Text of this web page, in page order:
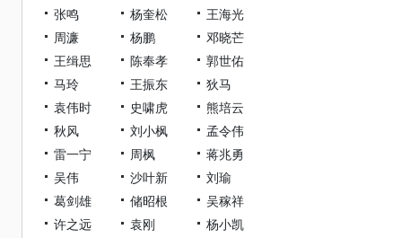
张鸣
杨奎松
王海光
周濂
杨鹏
邓晓芒
王缉思
陈奉孝
郭世佑
马玲
王振东
狄马
袁伟时
史啸虎
熊培云
秋风
刘小枫
孟令伟
雷一宁
周枫
蒋兆勇
吴伟
沙叶新
刘瑜
葛剑雄
储昭根
吴稼祥
许之远
袁刚
杨小凯